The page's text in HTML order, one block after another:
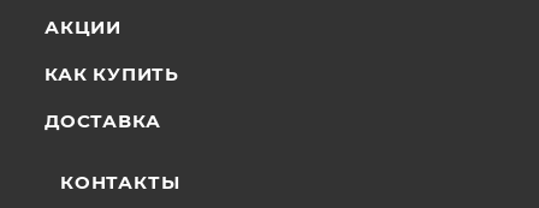
АКЦИИ
КАК КУПИТЬ
ДОСТАВКА
КОНТАКТЫ